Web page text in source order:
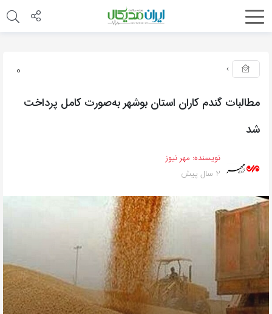
0
مطالبات گندم کاران استان بوشهر به‌صورت کامل پرداخت
شد
نویسنده: مهر نیوز
2 سال پیش